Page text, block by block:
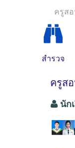
ครูส
สำรวจ
ครูส
นัก